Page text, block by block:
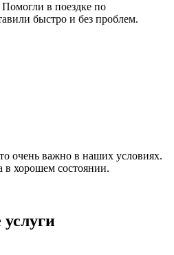
в поездке по
быстро и без проблем.
очень важно в наших условиях.
хорошем состоянии.